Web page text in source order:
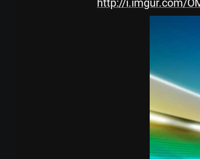
http://i.imgur.com/